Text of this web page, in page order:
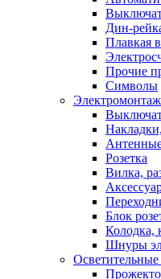
Дин-
Плавкая
Прочие
Символы
Розетка
Вилка,
Блок
Колодка,
Шнуры